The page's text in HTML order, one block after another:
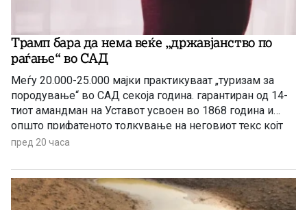
Трамп бара да нема веќе „државјанство по
раѓање“ во САД
Меѓу 20.000-25.000 мајки практикуваат „туризам за
породување“ во САД секоја година. гарантиран од 14-
тиот амандман на Уставот усвоен во 1868 година и
општо прифатеното толкување на неговиот текс којт
гарантира државјанство на речиси секој роден во САД
пред 20 часа